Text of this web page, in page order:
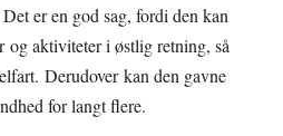
er en god sag, fordi den kan
og aktiviteter i østlig retning, så
Derudover kan den gavne
for langt flere.